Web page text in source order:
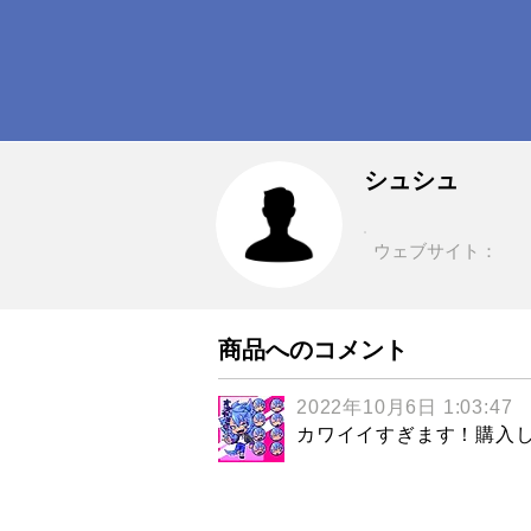
シュシュ
ウェブサイト：
商品へのコメント
2022年10月6日 1:03:47
カワイイすぎます！購入